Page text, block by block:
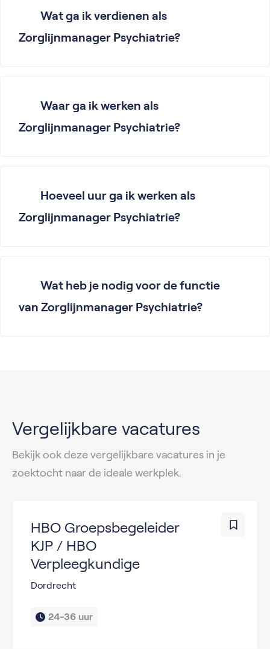
Wat ga ik verdienen als
Zorglijnmanager Psychiatrie?
Waar ga ik werken als
Zorglijnmanager Psychiatrie?
Hoeveel uur ga ik werken als
Zorglijnmanager Psychiatrie?
Wat heb je nodig voor de functie
van Zorglijnmanager Psychiatrie?
Vergelijkbare vacatures
Bekijk ook deze vergelijkbare vacatures in je
zoektocht naar de ideale werkplek.
HBO Groepsbegeleider
KJP / HBO
Verpleegkundige
Dordrecht
24-36 uur